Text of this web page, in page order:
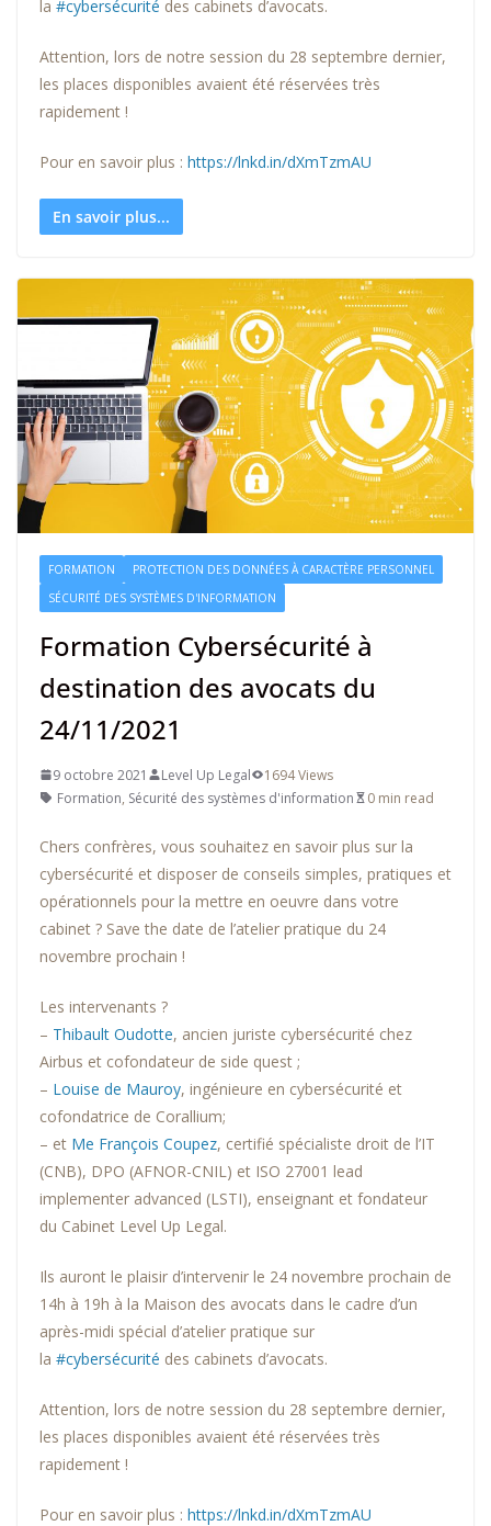
la #cybersécurité des cabinets d’avocats.
Attention, lors de notre session du 28 septembre dernier,
les places disponibles avaient été réservées très
rapidement !
Pour en savoir plus : https://lnkd.in/dXmTzmAU
En savoir plus...
FORMATION
PROTECTION DES DONNÉES À CARACTÈRE PERSONNEL
SÉCURITÉ DES SYSTÈMES D'INFORMATION
Formation Cybersécurité à
destination des avocats du
24/11/2021
9 octobre 2021 Level Up Legal
1694 Views
Formation, Sécurité des systèmes d'information 0 min read
Chers confrères, vous souhaitez en savoir plus sur la
cybersécurité et disposer de conseils simples, pratiques et
opérationnels pour la mettre en oeuvre dans votre
cabinet ? Save the date de l’atelier pratique du 24
novembre prochain !
Les intervenants ?
– Thibault Oudotte, ancien juriste cybersécurité chez
Airbus et cofondateur de side quest ;
– Louise de Mauroy, ingénieure en cybersécurité et
cofondatrice de Corallium;
– et Me François Coupez, certifié spécialiste droit de l’IT
(CNB), DPO (AFNOR-CNIL) et ISO 27001 lead
implementer advanced (LSTI), enseignant et fondateur
du Cabinet Level Up Legal.
Ils auront le plaisir d’intervenir le 24 novembre prochain de
14h à 19h à la Maison des avocats dans le cadre d’un
après-midi spécial d’atelier pratique sur
la #cybersécurité des cabinets d’avocats.
Attention, lors de notre session du 28 septembre dernier,
les places disponibles avaient été réservées très
rapidement !
Pour en savoir plus : https://lnkd.in/dXmTzmAU